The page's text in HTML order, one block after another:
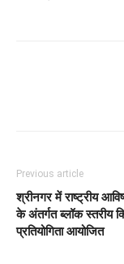
Previous article
श्रीनगर में राष्ट्रीय
के अंतर्गत ब्लॉक स्तरीय
प्रतियोगिता आयोजित